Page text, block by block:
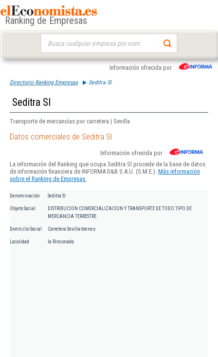
Ranking de Empresas
Información ofrecida por
Directorio Ranking Empresas Seditra Sl
Seditra Sl
Transporte de mercancías por carretera | Sevilla
Datos comerciales de Seditra Sl
Información ofrecida por
La información del Ranking que ocupa Seditra Sl procede de la base de datos
de información financiera de INFORMA D&B S.A.U. (S.M.E.). Más información
sobre el Ranking de Empresas.
Denominación Seditra Sl
Objeto Social
DISTRIBUCION COMERCIALIZACION Y TRANSPORTE DE TODO TIPO DE
MERCANCIA TERRESTRE.
Domicilio Social Carretera Sevilla-brenes
Localidad la Rinconada